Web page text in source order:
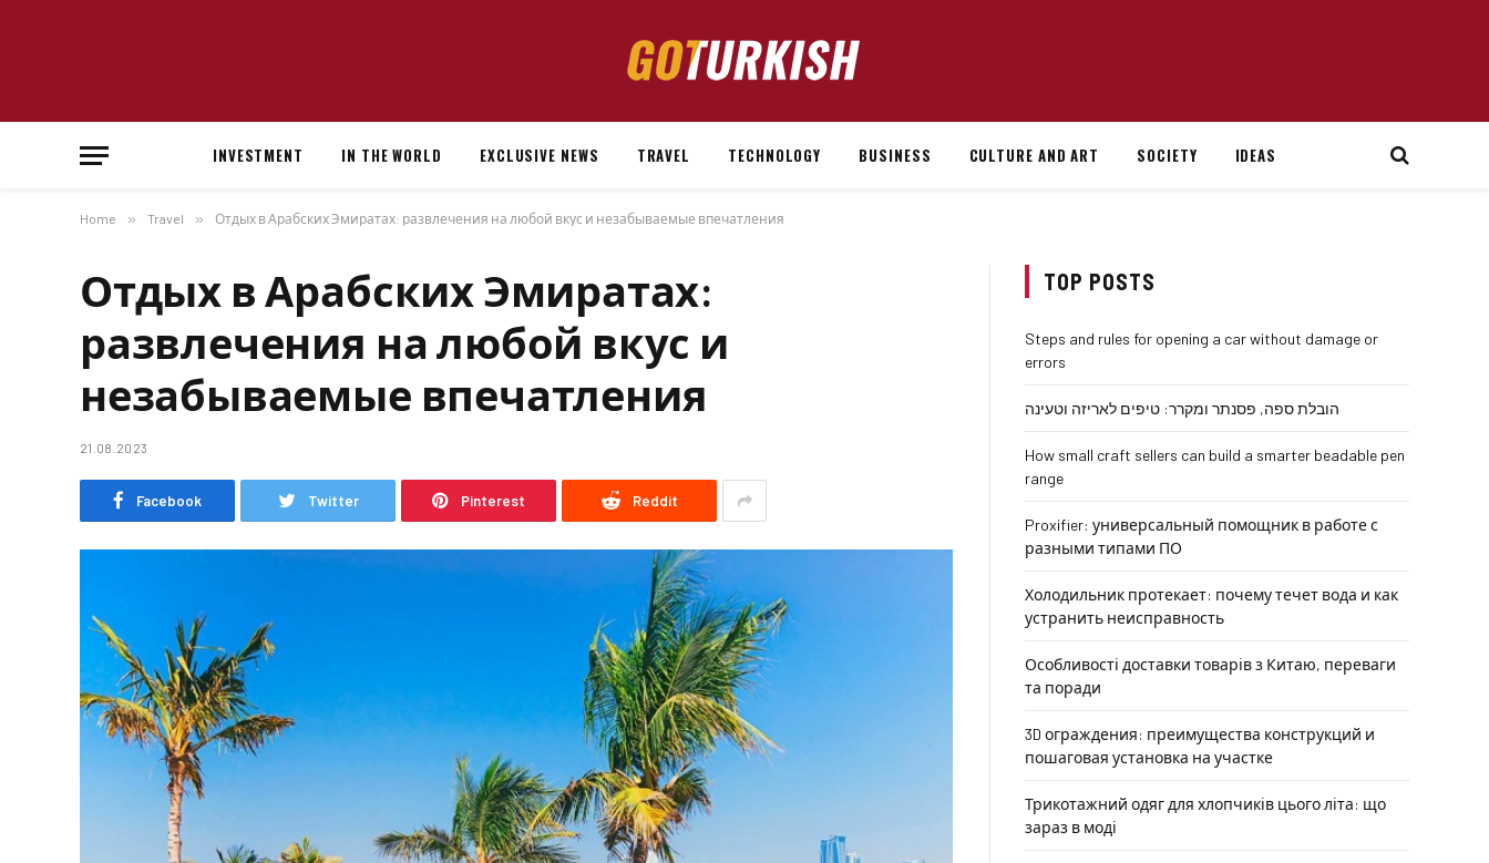
INVESTMENT IN THE WORLD EXCLUSIVE NEWS TRAVEL TECHNOLOGY BUSINESS CULTURE AND ART SOCIETY IDEAS
Home » Travel » Отдых в Арабских Эмиратах: развлечения на любой вкус и незабываемые впечатления
Отдых в Арабских Эмиратах:
развлечения на любой вкус и
незабываемые впечатления
21.08.2023
Facebook Twitter Pinterest Reddit
TOP POSTS
Steps and rules for opening a car without damage or
errors
הובלת ספה, פסנתר ומקרר: טיפים לאריזה וטעינה
How small craft sellers can build a smarter beadable pen
range
Proxifier: универсальный помощник в работе с
разными типами ПО
Холодильник протекает: почему течет вода и как
устранить неисправность
Особливості доставки товарів з Китаю, переваги
та поради
3D ограждения: преимущества конструкций и
пошаговая установка на участке
Трикотажний одяг для хлопчиків цього літа: що
зараз в моді